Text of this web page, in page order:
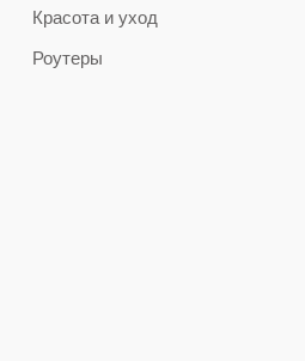
Красота и уход
Роутеры